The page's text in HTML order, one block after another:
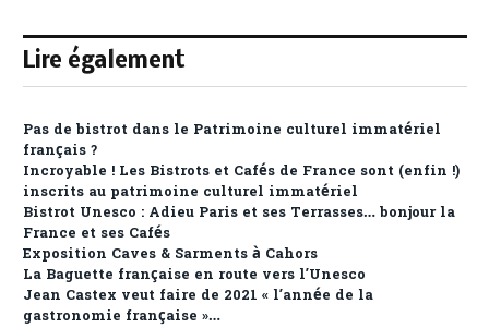
Lire également
Pas de bistrot dans le Patrimoine culturel immatériel
français ?
Incroyable ! Les Bistrots et Cafés de France sont (enfin !)
inscrits au patrimoine culturel immatériel
Bistrot Unesco : Adieu Paris et ses Terrasses… bonjour la
France et ses Cafés
Exposition Caves & Sarments à Cahors
La Baguette française en route vers l’Unesco
Jean Castex veut faire de 2021 « l’année de la
gastronomie française »…